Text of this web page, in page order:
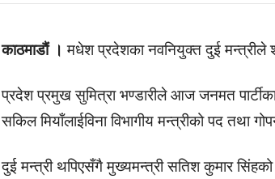
काठमाडाैं । मधेश प्रदेशका नवनियुक्त दुई मन्त्रीले
प्रदेश प्रमुख सुमित्रा भण्डारीले आज जनमत
सकिल मियाँलाईविना विभागीय मन्त्रीको पद तथा
दुई मन्त्री थपिएसँगै मुख्यमन्त्री सतिश कुमार